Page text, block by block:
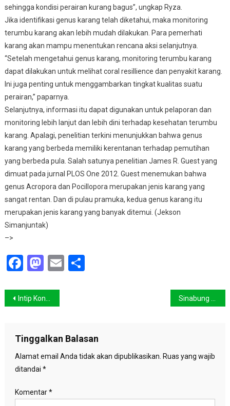
sehingga kondisi perairan kurang bagus”, ungkap Ryza.
Jika identifikasi genus karang telah diketahui, maka monitoring
terumbu karang akan lebih mudah dilakukan. Para pemerhati
karang akan mampu menentukan rencana aksi selanjutnya.
“Setelah mengetahui genus karang, monitoring terumbu karang
dapat dilakukan untuk melihat coral resillience dan penyakit karang.
Ini juga penting untuk menggambarkan tingkat kualitas suatu
perairan,” paparnya.
Selanjutnya, informasi itu dapat digunakan untuk pelaporan dan
monitoring lebih lanjut dan lebih dini terhadap kesehatan terumbu
karang. Apalagi, penelitian terkini menunjukkan bahwa genus
karang yang berbeda memiliki kerentanan terhadap pemutihan
yang berbeda pula. Salah satunya penelitian James R. Guest yang
dimuat pada jurnal PLOS One 2012. Guest menemukan bahwa
genus Acropora dan Pocillopora merupakan jenis karang yang
sangat rentan. Dan di pulau pramuka, kedua genus karang itu
merupakan jenis karang yang banyak ditemui. (Jekson
Simanjuntak)
–>
Facebook
Mastodon
EmailShare
Navigasi
Intip Konservasi Laut Berbasis Masyarakat di Kepulauan Seribu
Tinggalkan Balasan
Alamat email Anda tidak akan dipublikasikan. Ruas yang wajib
ditandai *
Komentar*